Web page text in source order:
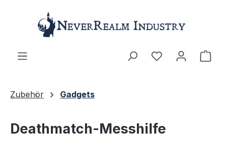
Zum Hauptinhalt springen
Zubehör Gadgets
Deathmatch-Messhilfe